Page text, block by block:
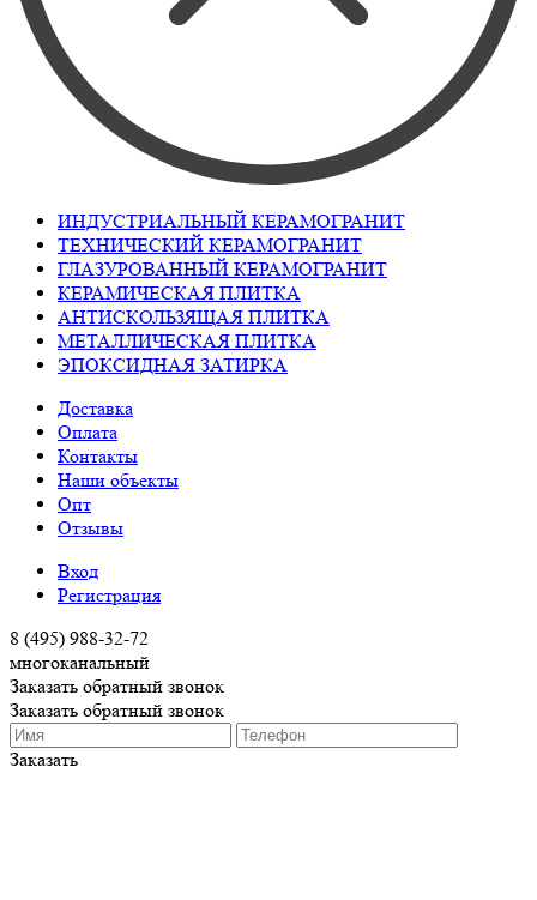
ИНДУСТРИАЛЬНЫЙ КЕРАМОГРАНИТ
ТЕХНИЧЕСКИЙ КЕРАМОГРАНИТ
ГЛАЗУРОВАННЫЙ КЕРАМОГРАНИТ
КЕРАМИЧЕСКАЯ ПЛИТКА
АНТИСКОЛЬЗЯЩАЯ ПЛИТКА
МЕТАЛЛИЧЕСКАЯ ПЛИТКА
ЭПОКСИДНАЯ ЗАТИРКА
Доставка
Оплата
Контакты
Наши объекты
Опт
Отзывы
Вход
Регистрация
8 (495) 988-32-72
многоканальный
Заказать обратный звонок
Заказать обратный звонок
Заказать